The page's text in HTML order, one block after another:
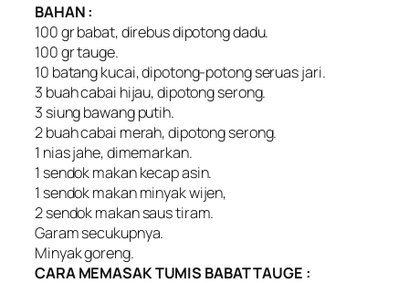
BAHAN :
100 gr babat, direbus dipotong dadu.
100 gr tauge.
10 batang kucai, dipotong-potong seruas jari.
3 buah cabai hijau, dipotong serong.
3 siung bawang putih.
2 buah cabai merah, dipotong serong.
1 nias jahe, dimemarkan.
1 sendok makan kecap asin.
1 sendok makan minyak wijen,
2 sendok makan saus tiram.
Garam secukupnya.
Minyak goreng.
CARA MEMASAK TUMIS BABAT TAUGE :